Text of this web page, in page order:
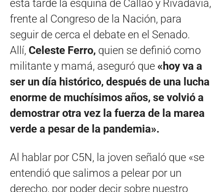
esta tarde la esquina de Callao y Rivadavia,
frente al Congreso de la Nación, para
seguir de cerca el debate en el Senado.
Allí, Celeste Ferro, quien se definió como
militante y mamá, aseguró que «hoy va a
ser un día histórico, después de una lucha
enorme de muchísimos años, se volvió a
demostrar otra vez la fuerza de la marea
verde a pesar de la pandemia».
Al hablar por C5N, la joven señaló que «se
entendió que salimos a pelear por un
derecho, por poder decir sobre nuestro